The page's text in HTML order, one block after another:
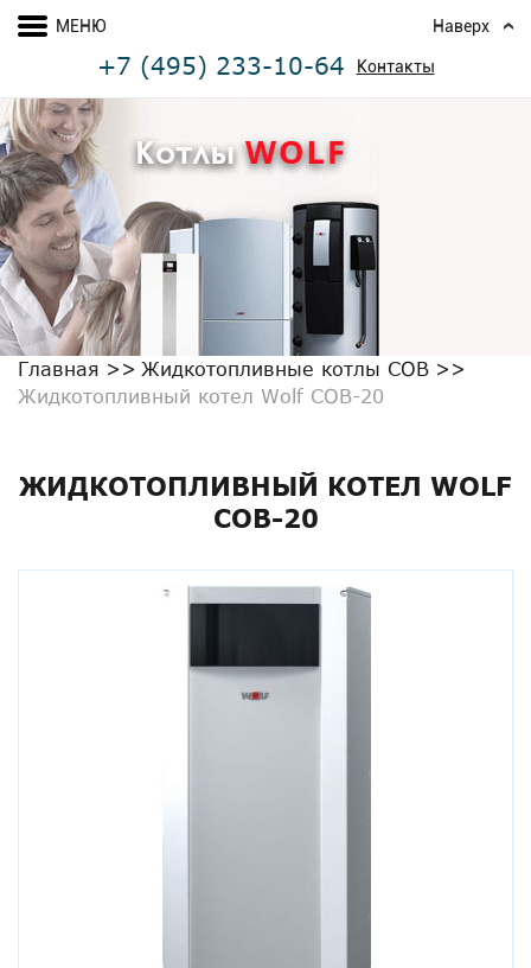
Главная
Жидкотопливные котлы COB
Жидкотопливный котел Wolf COB-20
ЖИДКОТОПЛИВНЫЙ КОТЕЛ WOLF
COB-20
МЕНЮ Наверх
+7 (495) 233-10-64 Контакты